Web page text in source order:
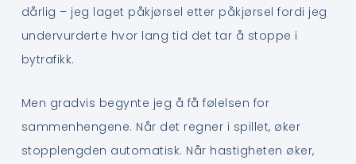
dårlig – jeg laget påkjørsel etter påkjørsel fordi jeg
undervurderte hvor lang tid det tar å stoppe i
bytrafikk.
Men gradvis begynte jeg å få følelsen for
sammenhengene. Når det regner i spillet, øker
stopplengden automatisk. Når hastigheten øker,